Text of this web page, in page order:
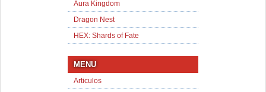
Aura Kingdom
Dragon Nest
HEX: Shards of Fate
MENU
Articulos